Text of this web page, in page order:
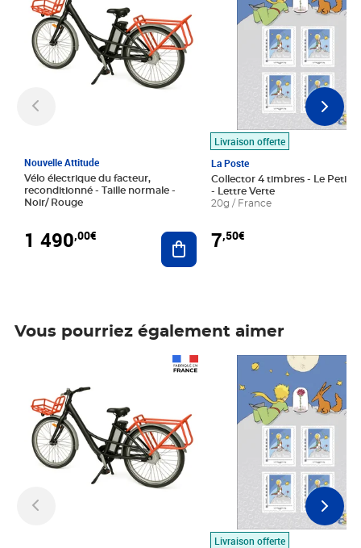
Nouvelle Attitude
Vélo électrique du facteur,
reconditionné - Taille normale -
Noir/ Rouge
1 490,00€ Ajouter au panier
Livraison offerte
La Poste
Collector 4 timbres - Le Petit
- Lettre Verte
20g / France
7,50€
Vous pourriez également aimer
Livraison offerte
Prix 7,50€